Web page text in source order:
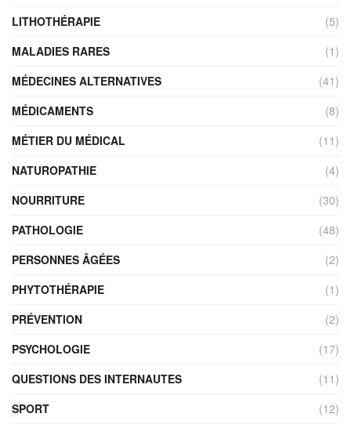
LITHOTHÉRAPIE
(5)
MALADIES RARES
(1)
MÉDECINES ALTERNATIVES
(41)
MÉDICAMENTS
(8)
MÉTIER DU MÉDICAL
(11)
NATUROPATHIE
(4)
NOURRITURE
(30)
PATHOLOGIE
(48)
PERSONNES ÂGÉES
(2)
PHYTOTHÉRAPIE
(1)
PRÉVENTION
(2)
PSYCHOLOGIE
(17)
QUESTIONS DES INTERNAUTES
(11)
SPORT
(12)